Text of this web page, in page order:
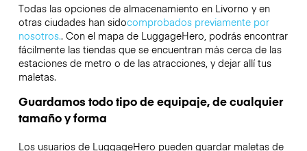
Todas las opciones de almacenamiento en Livorno y en
otras ciudades han sidocomprobados previamente por
nosotros.. Con el mapa de LuggageHero, podrás encontrar
fácilmente las tiendas que se encuentran más cerca de las
estaciones de metro o de las atracciones, y dejar allí tus
maletas.
Guardamos todo tipo de equipaje, de cualquier
tamaño y forma
Los usuarios de LuggageHero pueden guardar maletas de